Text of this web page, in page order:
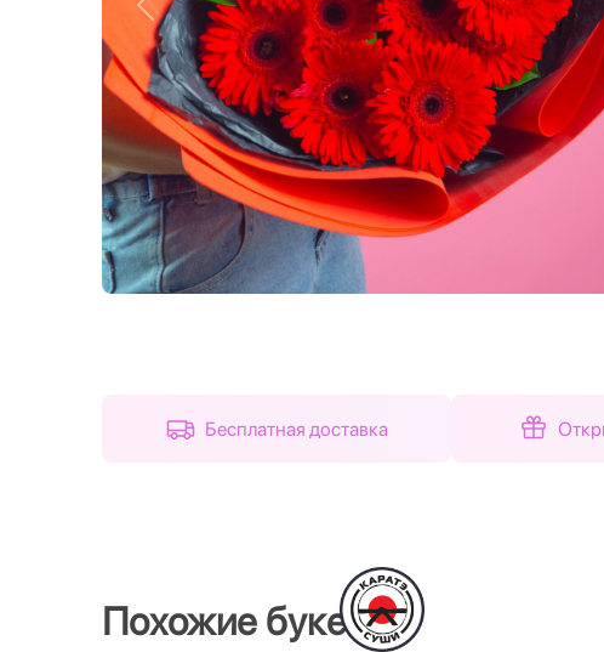
Назад
Бесплатная доставка
Похожие букеты